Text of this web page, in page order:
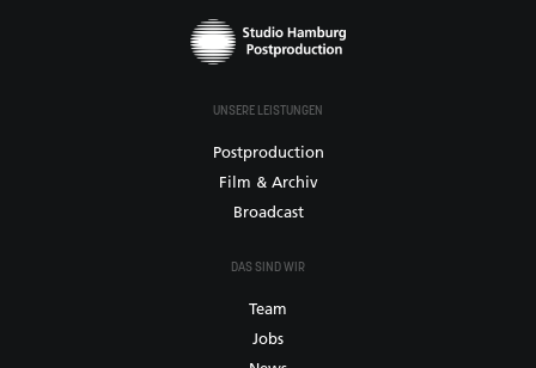
UNSERE LEISTUNGEN
Postproduction
Film & Archiv
Broadcast
DAS SIND WIR
Team
Jobs